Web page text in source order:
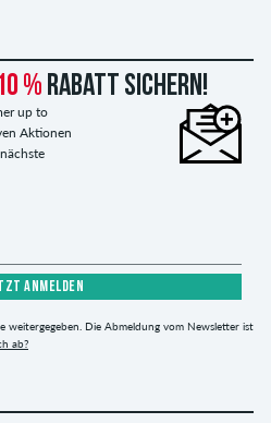
% Rabatt sichern!
up to
Aktionen
ANMELDEN
Die Abmeldung vom Newsletter ist
ab?